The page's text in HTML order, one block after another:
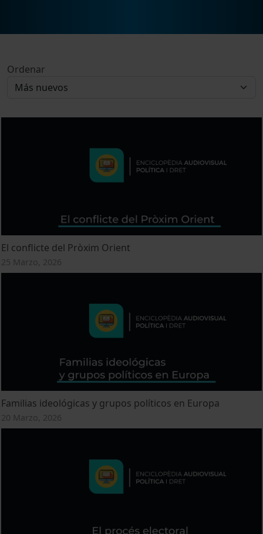
Ordenar
El conflicte del Pròxim Orient
25 Marzo, 2026
Familias ideológicas y grupos políticos en Europa
20 Marzo, 2026